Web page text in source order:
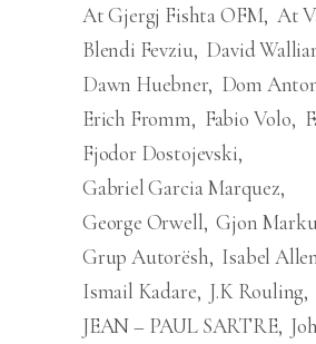
At Gjergj Fishta OFM At
Blendi Fevziu David
Dawn Huebner Dom
Erich Fromm
Fabio Volo
Fjodor Dostojevski
Gabriel Garcia Marquez
George Orwell Gjon
Grup Autorësh Isabel
Ismail Kadare J.K Rouling
JEAN – PAUL SARTRE